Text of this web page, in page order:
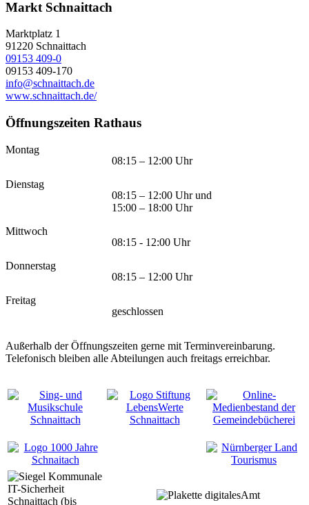
Markt Schnaittach
Marktplatz 1
91220 Schnaittach
09153 409-0
09153 409-170
info@schnaittach.de
www.schnaittach.de/
Öffnungszeiten Rathaus
Montag
08:15 – 12:00 Uhr
Dienstag
08:15 – 12:00 Uhr und
15:00 – 18:00 Uhr
Mittwoch
08:15 - 12:00 Uhr
Donnerstag
08:15 – 12:00 Uhr
Freitag
geschlossen
Außerhalb der Öffnungszeiten gerne mit Terminvereinbarung.
Telefonisch bleiben alle Abteilungen auch freitags erreichbar.